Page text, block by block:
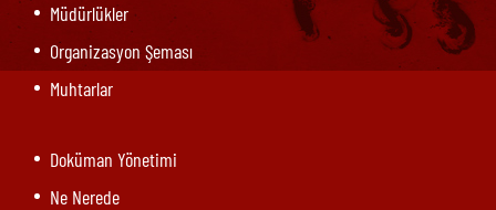
Müdürlükler
Organizasyon Şeması
Muhtarlar
Doküman Yönetimi
Ne Nerede